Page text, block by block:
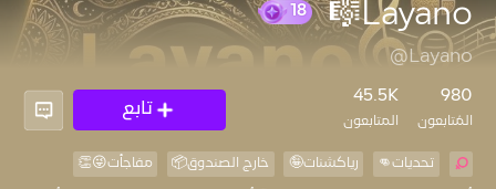
Layano🎼
@Layano
980
المُتابعون
45.5K
المتابعون
تابع
تحديات👊 رياكشنات🤪 خارج الصندوق📦 مفاجأت😜👏